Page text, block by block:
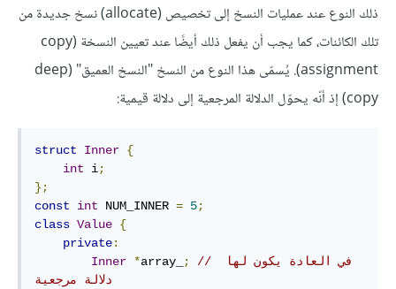
ذلك النوع عند عمليات النسخ إلى تخصيص (allocate) نسخ جديدة من
تلك الكائنات، كما يجب أن يفعل ذلك أيضًا عند تعيين النسخة (copy
assignment). يُسمّى هذا النوع من النسخ "النسخ العميق" (deep
copy) إذ أنّه يحوّل الدلالة المرجعية إلى دلالة قيمية:
struct Inner {
int i;
};
const
int NUM_INNER = 5;
class Value {
private:
Inner *array_ ;
// في العادة يكون لها
دلالة مرجعية